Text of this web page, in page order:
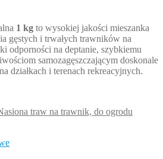
1 kg to wysokiej jakości mieszanka
gęstych i trwałych trawników na
odporności na deptanie, szybkiemu
samozagęszczającym doskonale
działkach i terenach rekreacyjnych.
traw na trawnik, do ogrodu